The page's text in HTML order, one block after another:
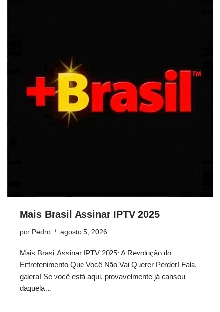
Mais Brasil Assinar IPTV 2025
por Pedro agosto 5, 2026
Mais Brasil Assinar IPTV 2025: A Revolução do
Entretenimento Que Você Não Vai Querer Perder! Fala,
galera! Se você está aqui, provavelmente já cansou
daquela…